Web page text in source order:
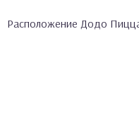
Расположение Додо